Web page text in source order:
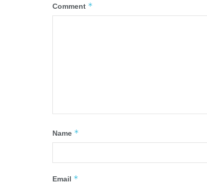
Comment *
Name *
Email *